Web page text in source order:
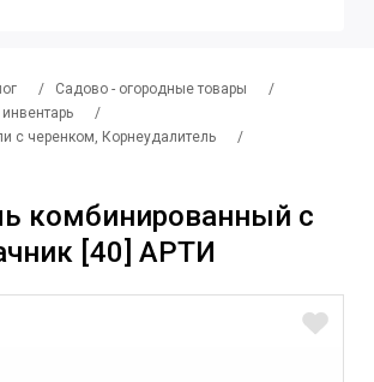
/ Садово - огородные товары
/
/
с черенком, Корнеудалитель
/
комбинированный с
[40] АРТИ